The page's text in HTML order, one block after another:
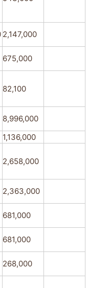
2,147,000
675,000
82,100
8,996,000
1,136,000
2,658,000
2,363,000
681,000
681,000
268,000